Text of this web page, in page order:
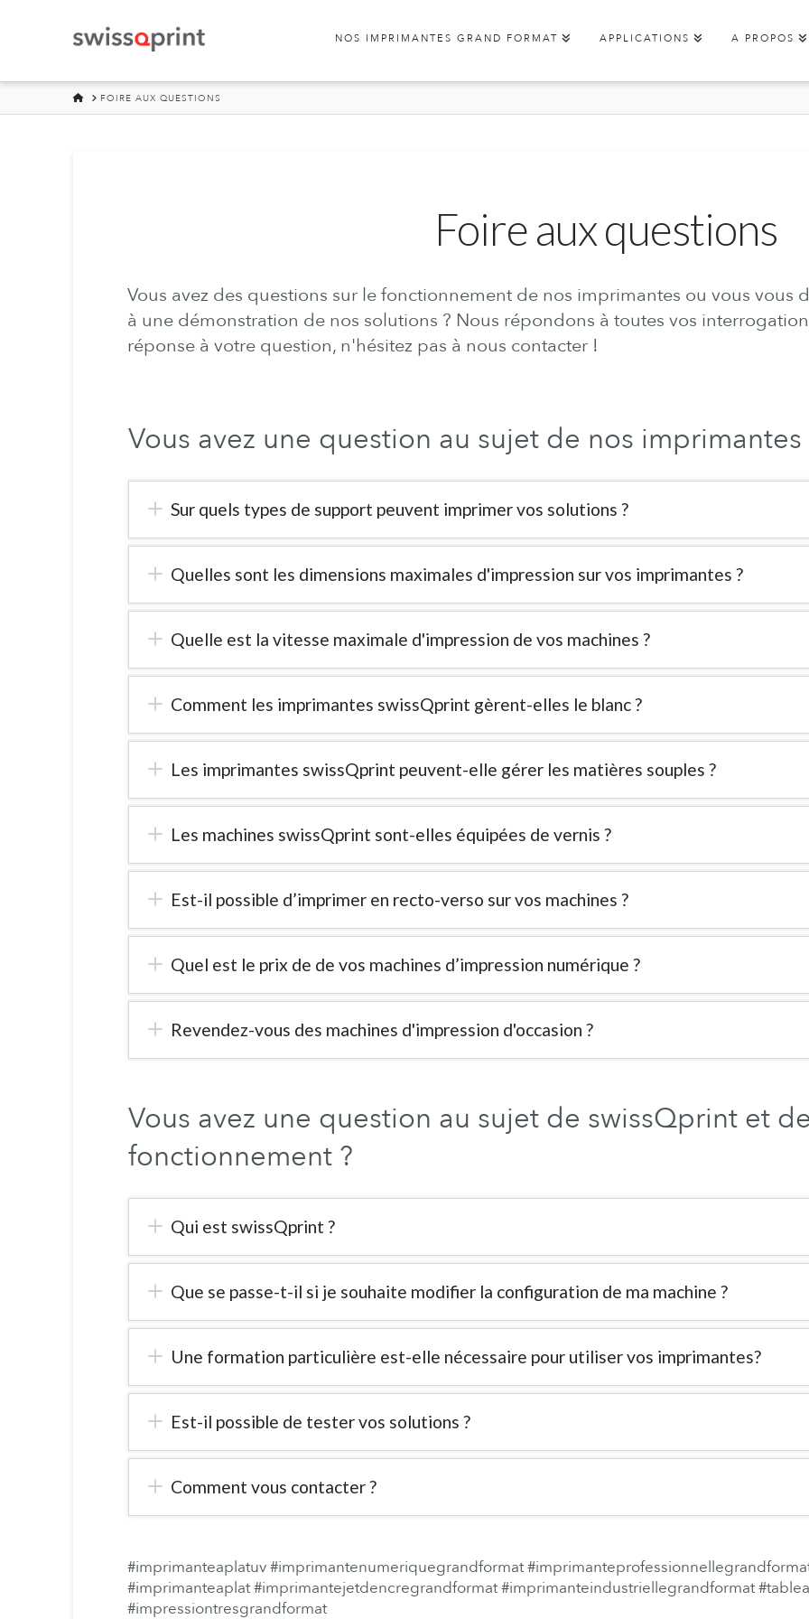
NOS IMPRIMANTES GRAND FORMAT APPLICATIONS A PROPOS
HOMEFOIRE AUX QUESTIONS
Foire aux questions
Vous avez des questions sur le fonctionnement de nos imprimantes ou vous vous
à une démonstration de nos solutions ? Nous répondons à toutes vos
réponse à votre question, n'hésitez pas à nous contacter !
Vous avez une question au sujet de nos imprimantes
Sur quels types de support peuvent imprimer vos solutions ?
Quelles sont les dimensions maximales d'impression sur vos imprimantes ?
Quelle est la vitesse maximale d'impression de vos machines ?
Comment les imprimantes swissQprint gèrent-elles le blanc ?
Les imprimantes swissQprint peuvent-elle gérer les matières souples ?
Les machines swissQprint sont-elles équipées de vernis ?
Est-il possible d’imprimer en recto-verso sur vos machines ?
Quel est le prix de de vos machines d’impression numérique ?
Revendez-vous des machines d'impression d'occasion ?
Vous avez une question au sujet de swissQprint et
fonctionnement ?
Qui est swissQprint ?
Que se passe-t-il si je souhaite modifier la configuration de ma machine ?
Une formation particulière est-elle nécessaire pour utiliser vos imprimantes?
Est-il possible de tester vos solutions ?
Comment vous contacter ?
#imprimanteaplatuv#imprimantenumeriquegrandformat
#imprimanteaplat#imprimantejetdencregrandformat#imprimanteindustriellegrandformat
#impressiontresgrandformat